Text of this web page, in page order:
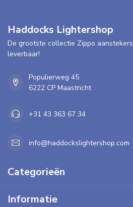
Haddocks Lightershop
De grootste collectie Zippo
leverbaar!
Populierweg 45
6222 CP Maastricht
+31 43 363 67 34
info@haddockslightershop.com
Categorieën
Informatie